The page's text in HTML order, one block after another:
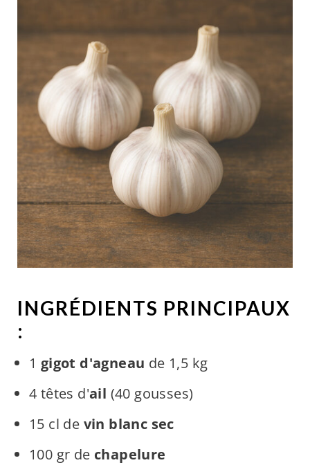
INGRÉDIENTS PRINCIPAUX
:
1 gigot d'agneau de 1,5 kg
4 têtes d'ail (40 gousses)
15 cl de vin blanc sec
100 gr de chapelure